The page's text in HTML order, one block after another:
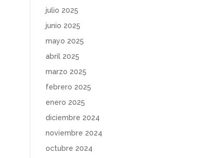
julio 2025
junio 2025
mayo 2025
abril 2025
marzo 2025
febrero 2025
enero 2025
diciembre 2024
noviembre 2024
octubre 2024